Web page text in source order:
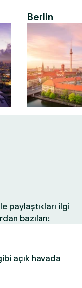
Berlin
paylaştıkları ilgi
bazıları:
açık havada